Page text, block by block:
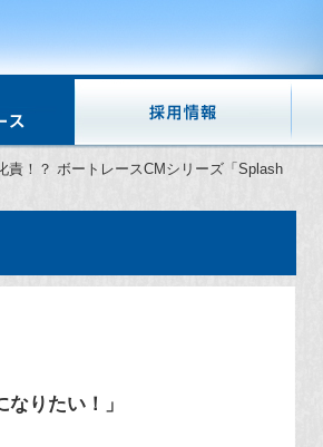
！？ ボートレースCMシリーズ「Splash
りたい！」